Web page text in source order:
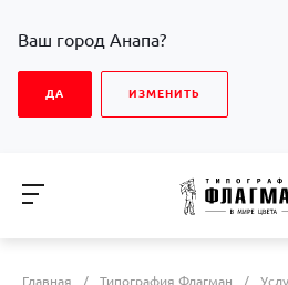
Ваш город Анапа?
ДА ИЗМЕНИТЬ
Главная / Типография Флагман /